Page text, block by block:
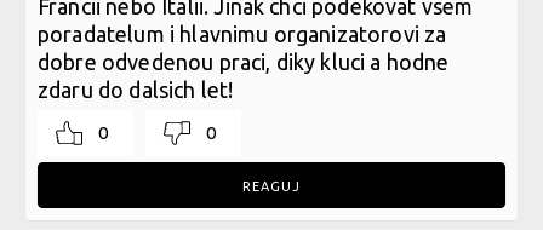
Francii nebo Italii. Jinak chci podekovat vsem
poradatelum i hlavnimu organizatorovi za
dobre odvedenou praci, diky kluci a hodne
zdaru do dalsich let!
0 0
REAGUJ